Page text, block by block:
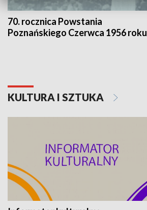
70. rocznica Powstania
Poznańskiego Czerwca 1956 roku
KULTURA I SZTUKA